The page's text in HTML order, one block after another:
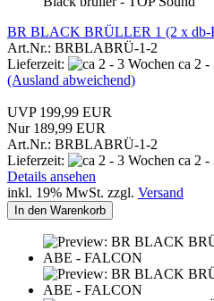
BR BLACK BRÜLLER 1 (2 x
Art.Nr.: BRBLABRÜ-1-2
Lieferzeit:
ca 2 -
(Ausland abweichend)
UVP 199,99 EUR
Nur 189,99 EUR
Art.Nr.: BRBLABRÜ-1-2
Lieferzeit:
ca 2 -
Details ansehen
inkl. 19% MwSt. zzgl. Versand
In den Warenkorb